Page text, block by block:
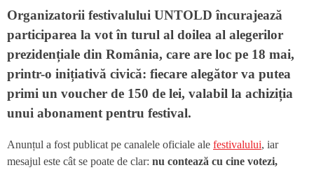
Organizatorii festivalului UNTOLD încurajează
participarea la vot în turul al doilea al alegerilor
prezidențiale din România, care are loc pe 18 mai,
printr-o inițiativă civică: fiecare alegător va putea
primi un voucher de 150 de lei, valabil la achiziția
unui abonament pentru festival.
Anunțul a fost publicat pe canalele oficiale ale festivalului, iar
mesajul este cât se poate de clar: nu contează cu cine votezi,